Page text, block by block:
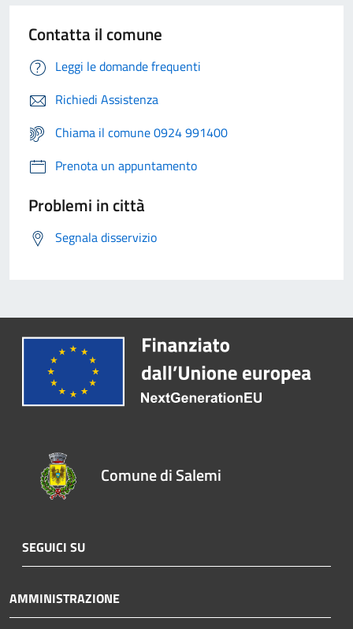
Contatta il comune
Leggi le domande frequenti
Richiedi Assistenza
Chiama il comune 0924 991400
Prenota un appuntamento
Problemi in città
Segnala disservizio
Comune di Salemi
SEGUICI SU
AMMINISTRAZIONE